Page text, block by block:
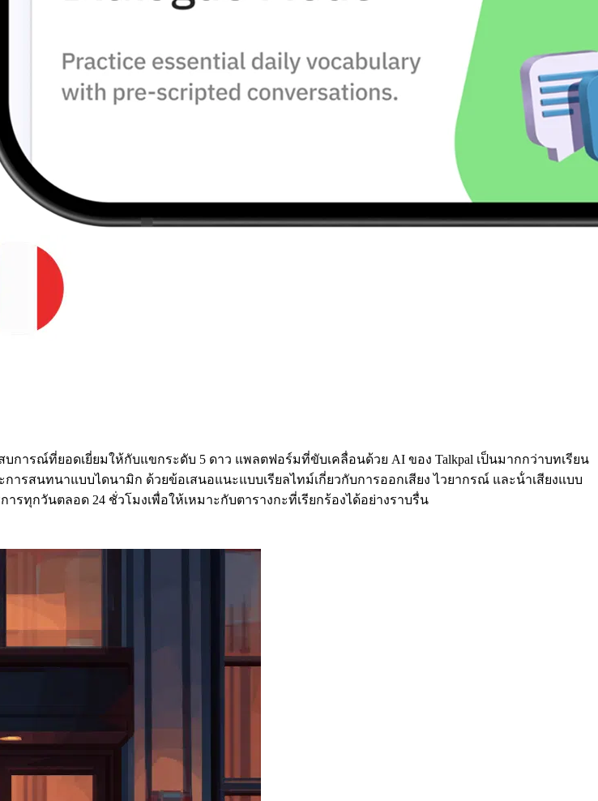
รณ์ที่ยอดเยี่ยมให้กับแขกระดับ 5 ดาว แพลตฟอร์มที่ขับเคลื่อนด้วย AI ของ Talkpal เป็นมากกว่าบทเรียน
สนทนาแบบไดนามิก ด้วยข้อเสนอแนะแบบเรียลไทม์เกี่ยวกับการออกเสียง ไวยากรณ์ และน้ําเสียงแบบ
กวันตลอด 24 ชั่วโมงเพื่อให้เหมาะกับตารางกะที่เรียกร้องได้อย่างราบรื่น